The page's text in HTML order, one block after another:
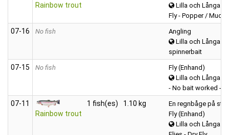
Rainbow trout
Lilla och Långa
Fly - Popper /
07‑16 No fish
Angling
Lilla och Långa
spinnerbait
07‑15 No fish
Fly (Enhand)
Lilla och Långa
- No bait worked -
07‑11
Rainbow trout
1 fish(es) 1.10 kg
En regnbåge på
Fly (Enhand)
Lilla och Långa